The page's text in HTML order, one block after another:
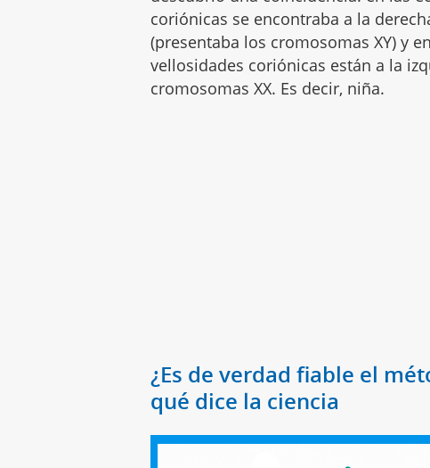
coriónicas se encontraba a la
(presentaba los cromosomas XY) y
vellosidades coriónicas están a la
cromosomas XX. Es decir, niña.
¿Es de verdad fiable el
qué dice la ciencia